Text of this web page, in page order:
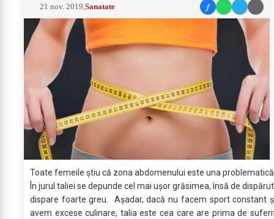
21 nov. 2019 ,Sanatate f
Toate femeile știu că zona abdomenului este una
În jurul taliei se depunde cel mai ușor grăsimea, însă de
dispare foarte greu. Așadar, dacă nu facem sport constant
avem excese culinare, talia este cea care are prima de